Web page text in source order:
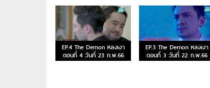
EP.4 The Demon หลงเงา
ตอนที่ 4 วันที่ 23 ก.พ.66
EP.3 The Demon หลงเงา
ตอนที่ 3 วันที่ 22 ก.พ.66